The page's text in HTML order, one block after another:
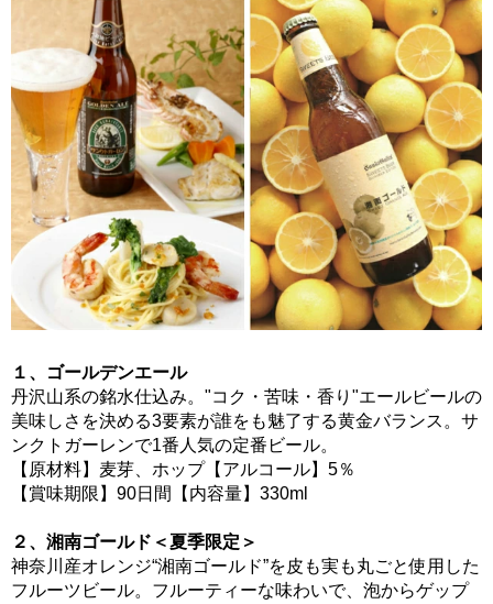
１、ゴールデンエール
丹沢山系の銘水仕込み。"コク・苦味・香り"エールビールの
美味しさを決める3要素が誰をも魅了する黄金バランス。サ
ンクトガーレンで1番人気の定番ビール。
【原材料】麦芽、ホップ【アルコール】5％
【賞味期限】90日間【内容量】330ml
２、湘南ゴールド＜夏季限定＞
神奈川産オレンジ“湘南ゴールド”を皮も実も丸ごと使用した
フルーツビール。フルーティーな味わいで、泡からゲップ